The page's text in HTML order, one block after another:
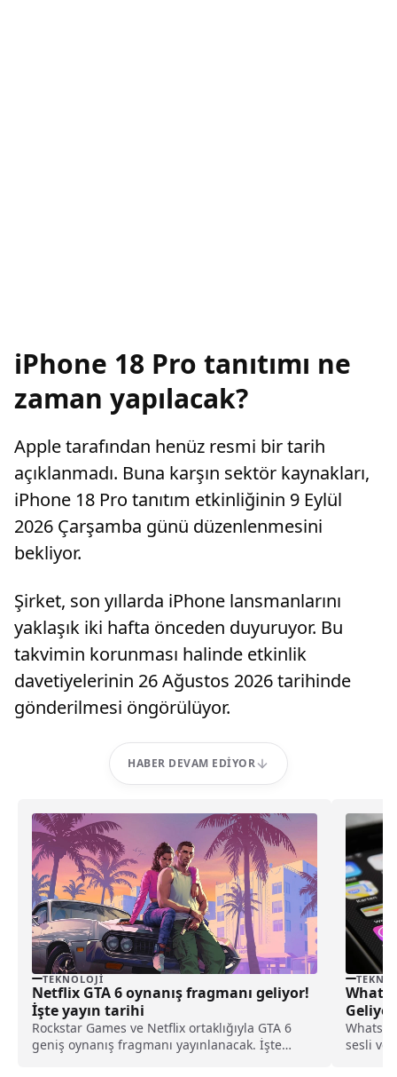
iPhone 18 Pro tanıtımı ne
zaman yapılacak?
Apple tarafından henüz resmi bir tarih
açıklanmadı. Buna karşın sektör kaynakları,
iPhone 18 Pro tanıtım etkinliğinin 9 Eylül
2026 Çarşamba günü düzenlenmesini
bekliyor.
Şirket, son yıllarda iPhone lansmanlarını
yaklaşık iki hafta önceden duyuruyor. Bu
takvimin korunması halinde etkinlik
davetiyelerinin 26 Ağustos 2026 tarihinde
gönderilmesi öngörülüyor.
HABER DEVAM EDIYOR
TEKNOLOJI
Netflix GTA 6 oynanış fragmanı geliyor!
İşte yayın tarihi
Rockstar Games ve Netflix ortaklığıyla GTA 6
geniş oynanış fragmanı yayınlanacak. İşte
Geliyor
sesli ve